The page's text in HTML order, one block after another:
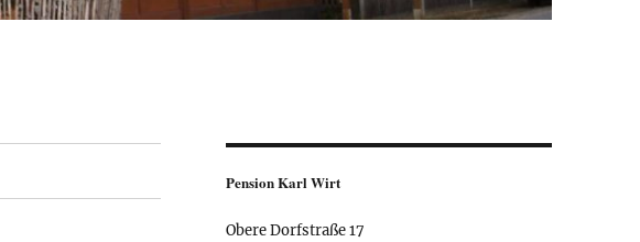
Pension Karl Wirt
Obere Dorfstraße 17